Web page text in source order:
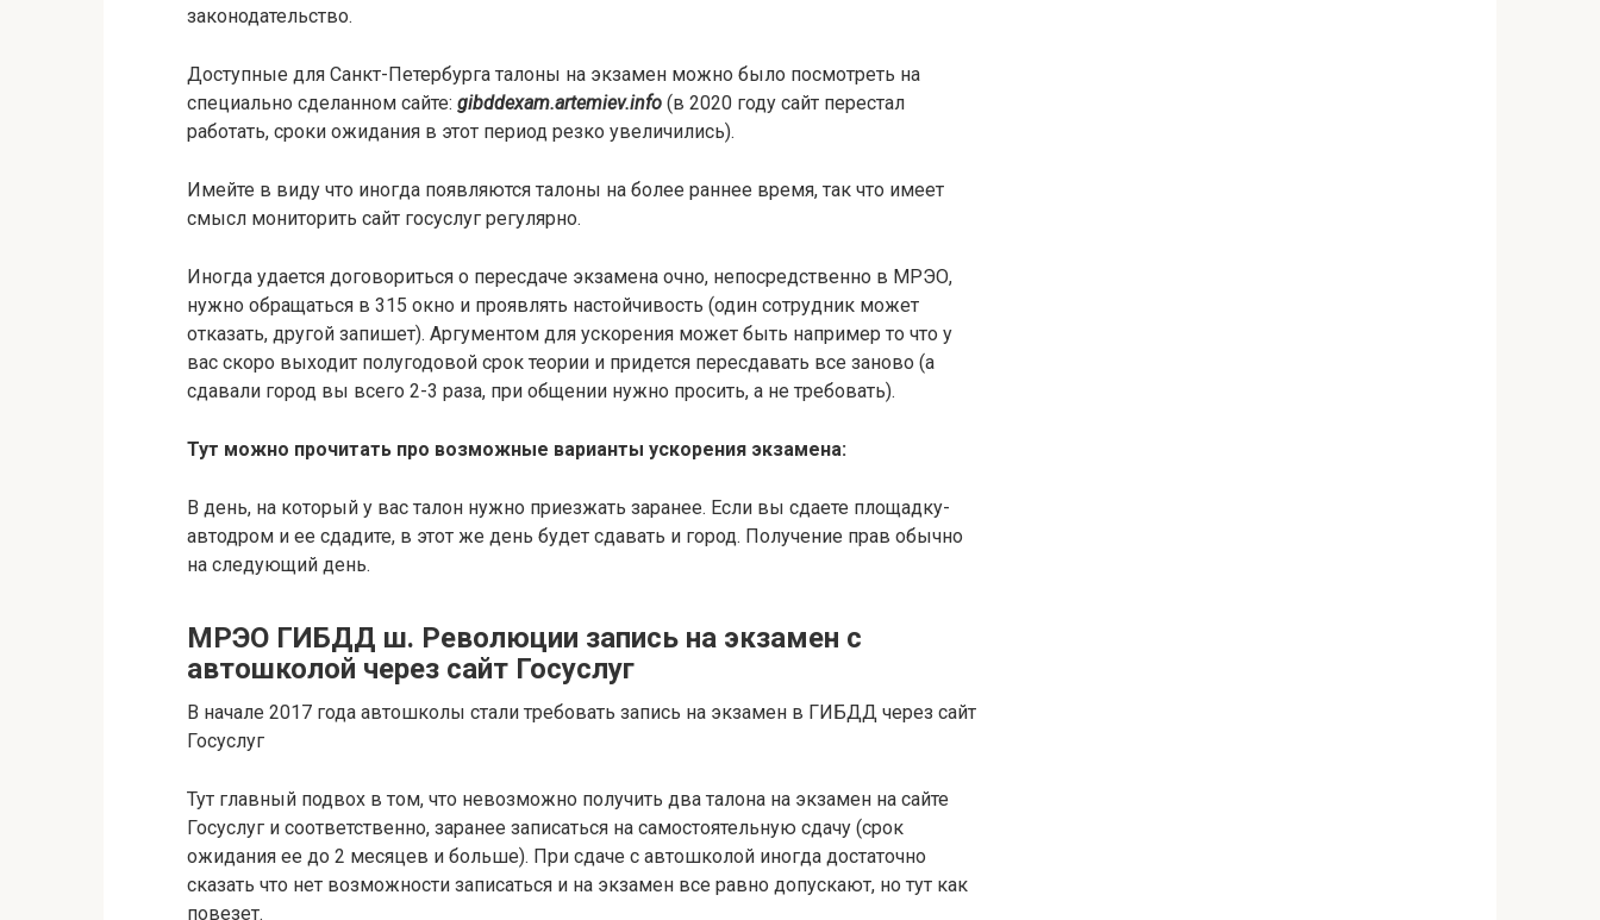
законодательство.
Доступные для Санкт-Петербурга талоны на экзамен можно было посмотреть на
специально сделанном сайте: gibddexam.artemiev.info (в 2020 году сайт перестал
работать, сроки ожидания в этот период резко увеличились).
Имейте в виду что иногда появляются талоны на более раннее время, так что имеет
смысл мониторить сайт госуслуг регулярно.
Иногда удается договориться о пересдаче экзамена очно, непосредственно в МРЭО,
нужно обращаться в 315 окно и проявлять настойчивость (один сотрудник может
отказать, другой запишет). Аргументом для ускорения может быть например то что у
вас скоро выходит полугодовой срок теории и придется пересдавать все заново (а
сдавали город вы всего 2-3 раза, при общении нужно просить, а не требовать).
Тут можно прочитать про возможные варианты ускорения экзамена:
В день, на который у вас талон нужно приезжать заранее. Если вы сдаете площадку-
автодром и ее сдадите, в этот же день будет сдавать и город. Получение прав обычно
на следующий день.
МРЭО ГИБДД ш. Революции запись на экзамен с
автошколой через сайт Госуслуг
В начале 2017 года автошколы стали требовать запись на экзамен в ГИБДД через сайт
Госуслуг
Тут главный подвох в том, что невозможно получить два талона на экзамен на сайте
Госуслуг и соответственно, заранее записаться на самостоятельную сдачу (срок
ожидания ее до 2 месяцев и больше). При сдаче с автошколой иногда достаточно
сказать что нет возможности записаться и на экзамен все равно допускают, но тут как
повезет.